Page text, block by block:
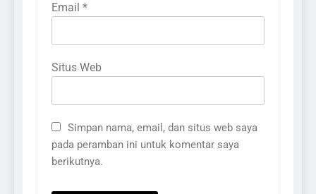
Email *
Situs Web
Simpan nama, email, dan situs web saya
pada peramban ini untuk komentar saya
berikutnya.